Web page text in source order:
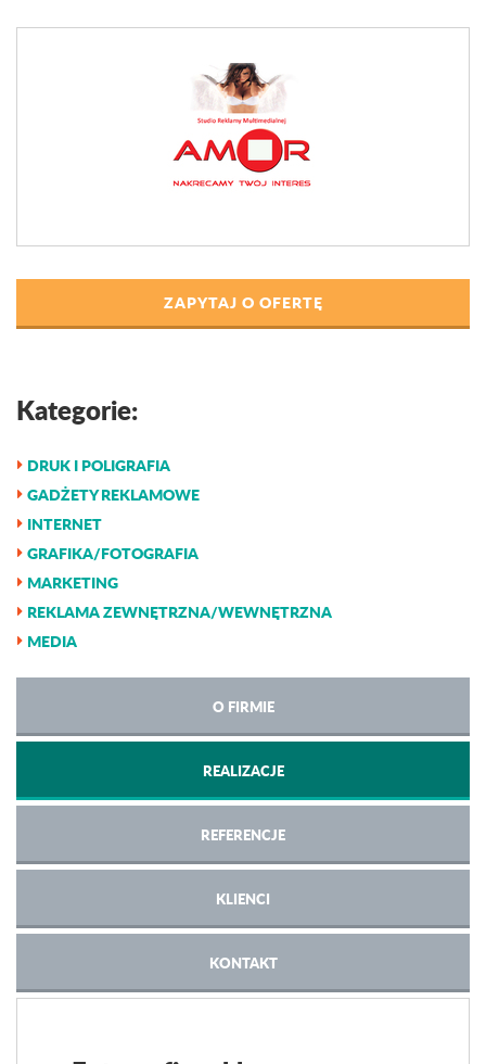
ZAPYTAJ O OFERTĘ
Kategorie:
DRUK I POLIGRAFIA
GADŻETY REKLAMOWE
INTERNET
GRAFIKA/FOTOGRAFIA
MARKETING
REKLAMA ZEWNĘTRZNA/WEWNĘTRZNA
MEDIA
O FIRMIE
REALIZACJE
REFERENCJE
KLIENCI
KONTAKT